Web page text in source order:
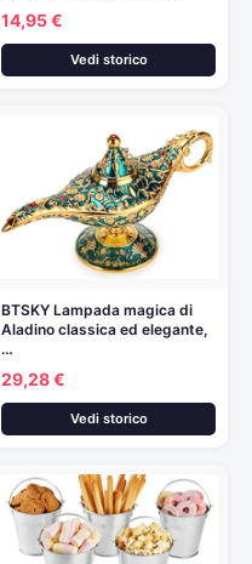
14,95 €
Vedi storico
BTSKY Lampada magica di
Aladino classica ed elegante,
…
29,28 €
Vedi storico